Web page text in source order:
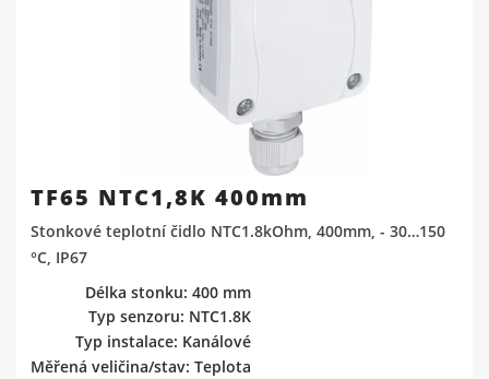
TF65 NTC1,8K 400mm
Stonkové teplotní čidlo NTC1.8kOhm, 400mm, - 30…150
°C, IP67
Délka stonku: 400 mm
Typ senzoru: NTC1.8K
Typ instalace: Kanálové
Měřená veličina/stav: Teplota